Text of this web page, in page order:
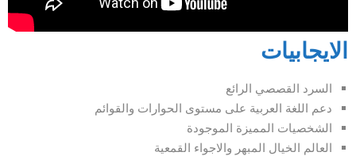
الايجابيات
السرد القصصي الرائع
دعم اللغة العربية على مستوى الحوارات والقوائم
الشخصيات المميزة الموجودة
العالم الخيال المبهر والاجواء القمعية